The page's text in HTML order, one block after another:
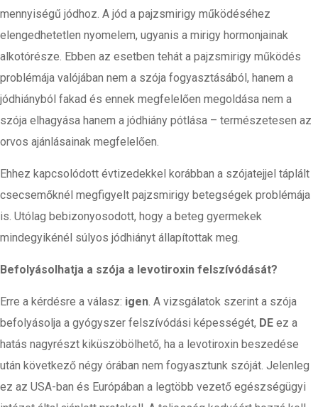
mennyiségű jódhoz. A jód a pajzsmirigy működéséhez
elengedhetetlen nyomelem, ugyanis a mirigy hormonjainak
alkotórésze. Ebben az esetben tehát a pajzsmirigy működés
problémája valójában nem a szója fogyasztásából, hanem a
jódhiányból fakad és ennek megfelelően megoldása nem a
szója elhagyása hanem a jódhiány pótlása – természetesen az
orvos ajánlásainak megfelelően.
Ehhez kapcsolódott évtizedekkel korábban a szójatejjel táplált
csecsemőknél megfigyelt pajzsmirigy betegségek problémája
is. Utólag bebizonyosodott, hogy a beteg gyermekek
mindegyikénél súlyos jódhiányt állapítottak meg.
Befolyásolhatja a szója a levotiroxin felszívódását?
Erre a kérdésre a válasz: igen. A vizsgálatok szerint a szója
befolyásolja a gyógyszer felszívódási képességét, DE ez a
hatás nagyrészt kiküszöbölhető, ha a levotiroxin beszedése
után következő négy órában nem fogyasztunk szóját. Jelenleg
ez az USA-ban és Európában a legtöbb vezető egészségügyi